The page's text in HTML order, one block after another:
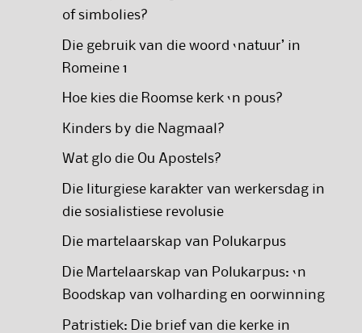
of simbolies?
Die gebruik van die woord ‘natuur’ in
Romeine 1
Hoe kies die Roomse kerk ‘n pous?
Kinders by die Nagmaal?
Wat glo die Ou Apostels?
Die liturgiese karakter van werkersdag in
die sosialistiese revolusie
Die martelaarskap van Polukarpus
Die Martelaarskap van Polukarpus: ‘n
Boodskap van volharding en oorwinning
Patristiek: Die brief van die kerke in